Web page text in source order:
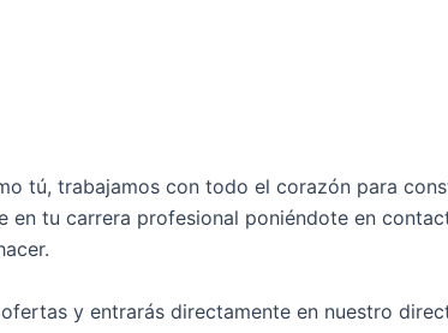
tú, trabajamos con todo el corazón para
en tu carrera profesional poniéndote en
y entrarás directamente en nuestro